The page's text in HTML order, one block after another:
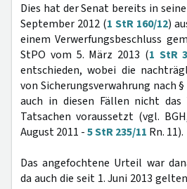
Dies hat der Senat bereits in
September 2012 (1 StR 160/12)
einem Verwerfungsbeschluss
StPO vom 5. März 2013 (1 StR
entschieden, wobei die
von Sicherungsverwahrung nach §
auch in diesen Fällen nicht das
Tatsachen voraussetzt (vgl.
August 2011 -5 StR 235/11 Rn. 11).
Das angefochtene Urteil war
da auch die seit 1. Juni 2013